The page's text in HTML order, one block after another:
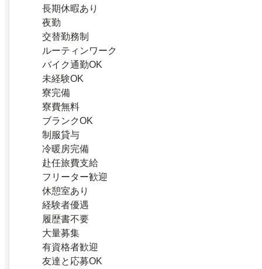
長期休暇あり
夜勤
交替勤務制
ルーティンワーク
バイク通勤OK
未経験OK
寮完備
寮費無料
ブランクOK
制服貸与
冷暖房完備
赴任旅費支給
フリーター歓迎
休憩室あり
経験者優遇
履歴書不要
大量募集
有資格者歓迎
友達と応募OK